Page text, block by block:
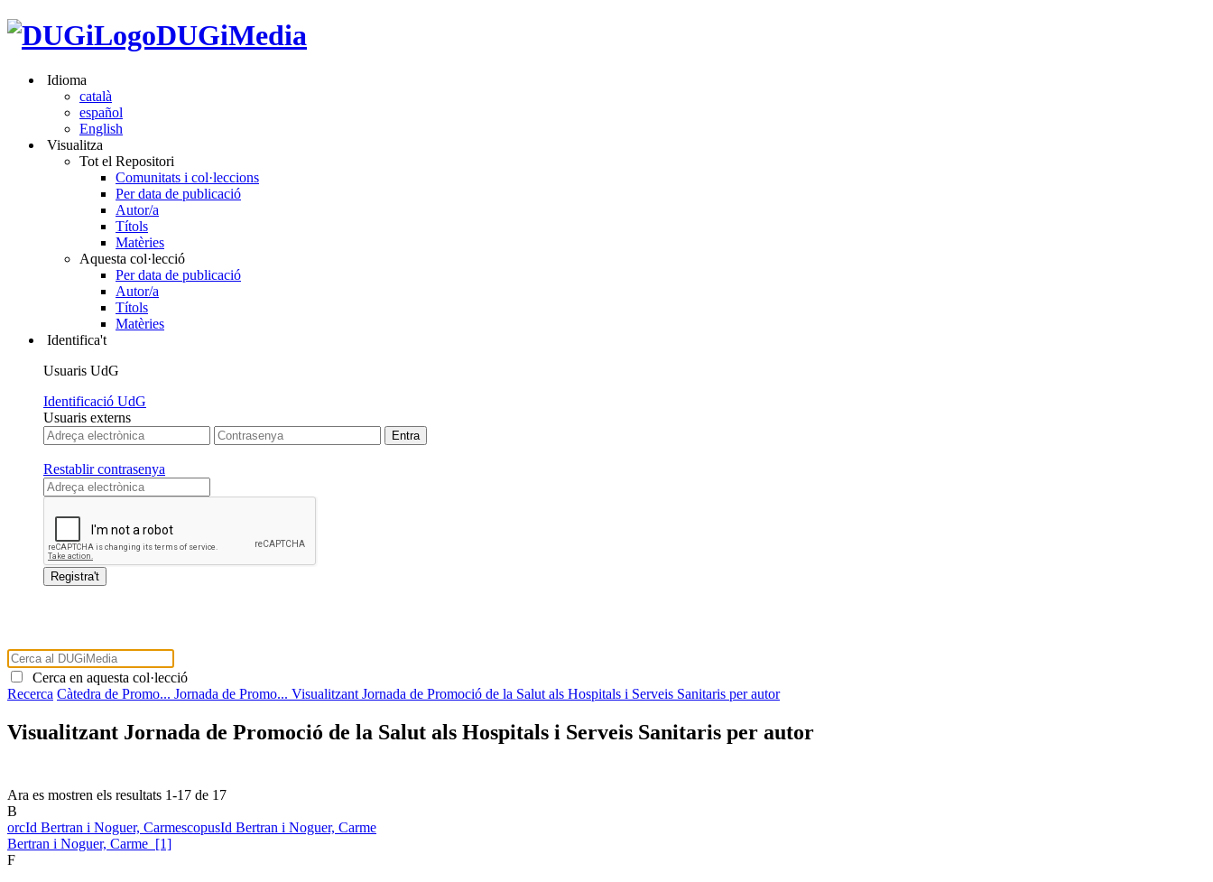
DUGiMedia
Idioma
català
español
English
Visualitza
Tot el Repositori
Comunitats i col·leccions
Per data de publicació
Autor/a
Títols
Matèries
Aquesta col·lecció
Per data de publicació
Autor/a
Títols
Matèries
Identifica't
Usuaris UdG
Identificació UdG
Usuaris externs
Restablir contrasenya
Cerca en aquesta col·lecció
Recerca Càtedra de Promo... Jornada de Promo... Visualitzant Jornada de Promoció de la Salut als Hospitals i Serveis Sanitaris per autor
Visualitzant Jornada de Promoció de la Salut als Hospitals i Serveis Sanitaris per autor
Ara es mostren els resultats 1-17 de 17
B
orcId Bertran i Noguer, CarmescopusId Bertran i Noguer, Carme
Bertran i Noguer, Carme [1]
F